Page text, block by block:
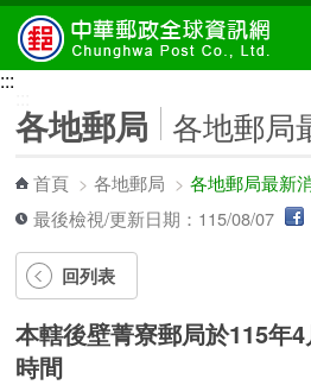
跳到主要內容區塊
:::
各地郵局 各地郵局
首頁 >各地郵局 >各地郵局最新
最後檢視/更新日期：115/08/07
回列表
本轄後壁菁寮郵局於115年
時間